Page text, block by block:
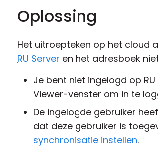
Oplossing
Het uitroepteken op het cloud
RU Server en het adresboek
Je bent niet ingelogd op RU
Viewer-venster om in te
De ingelogde gebruiker
dat deze gebruiker is
synchronisatie instellen.